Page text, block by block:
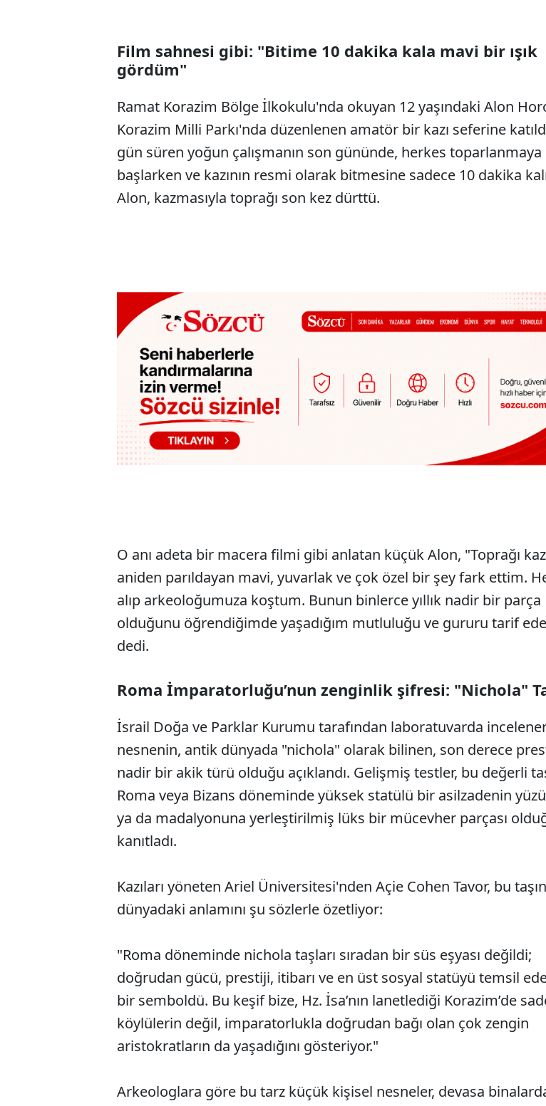
Film sahnesi gibi: "Bitime 10 dakika kala mavi bir ışık
gördüm"
Ramat Korazim Bölge İlkokulu'nda okuyan 12 yaşındaki Alon
Korazim Milli Parkı'nda düzenlenen amatör bir kazı seferine
gün süren yoğun çalışmanın son gününde, herkes toparlanmaya
başlarken ve kazının resmi olarak bitmesine sadece 10 dakika
Alon, kazmasıyla toprağı son kez dürttü.
O anı adeta bir macera filmi gibi anlatan küçük Alon, "Toprağı
aniden parıldayan mavi, yuvarlak ve çok özel bir şey fark ettim.
alıp arkeoloğumuza koştum. Bunun binlerce yıllık nadir bir parça
olduğunu öğrendiğimde yaşadığım mutluluğu ve gururu tarif
dedi.
Roma İmparatorluğu’nun zenginlik şifresi: "Nichola"
İsrail Doğa ve Parklar Kurumu tarafından laboratuvarda
nesnenin, antik dünyada "nichola" olarak bilinen, son derece
nadir bir akik türü olduğu açıklandı. Gelişmiş testler, bu değerli
Roma veya Bizans döneminde yüksek statülü bir asilzadenin
ya da madalyonuna yerleştirilmiş lüks bir mücevher parçası
kanıtladı.
Kazıları yöneten Ariel Üniversitesi'nden Açie Cohen Tavor, bu
dünyadaki anlamını şu sözlerle özetliyor:
"Roma döneminde nichola taşları sıradan bir süs eşyası değildi;
doğrudan gücü, prestiji, itibarı ve en üst sosyal statüyü temsil
bir semboldü. Bu keşif bize, Hz. İsa’nın lanetlediği Korazim’de
köylülerin değil, imparatorlukla doğrudan bağı olan çok zengin
aristokratların da yaşadığını gösteriyor."
Arkeologlara göre bu tarz küçük kişisel nesneler, devasa